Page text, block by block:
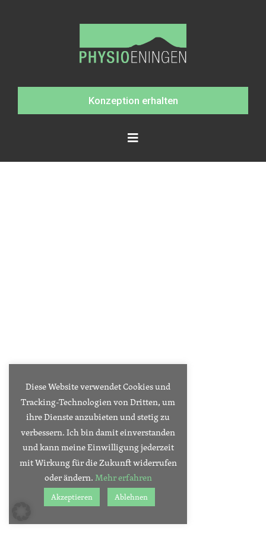
Konzeption erhalten
Diese Website verwendet Cookies und
Tracking-Technologien von Dritten, um
ihre Dienste anzubieten und stetig zu
verbessern. Ich bin damit einverstanden
und kann meine Einwilligung jederzeit
mit Wirkung für die Zukunft widerrufen
oder ändern.Mehr erfahren
Akzeptieren Ablehnen